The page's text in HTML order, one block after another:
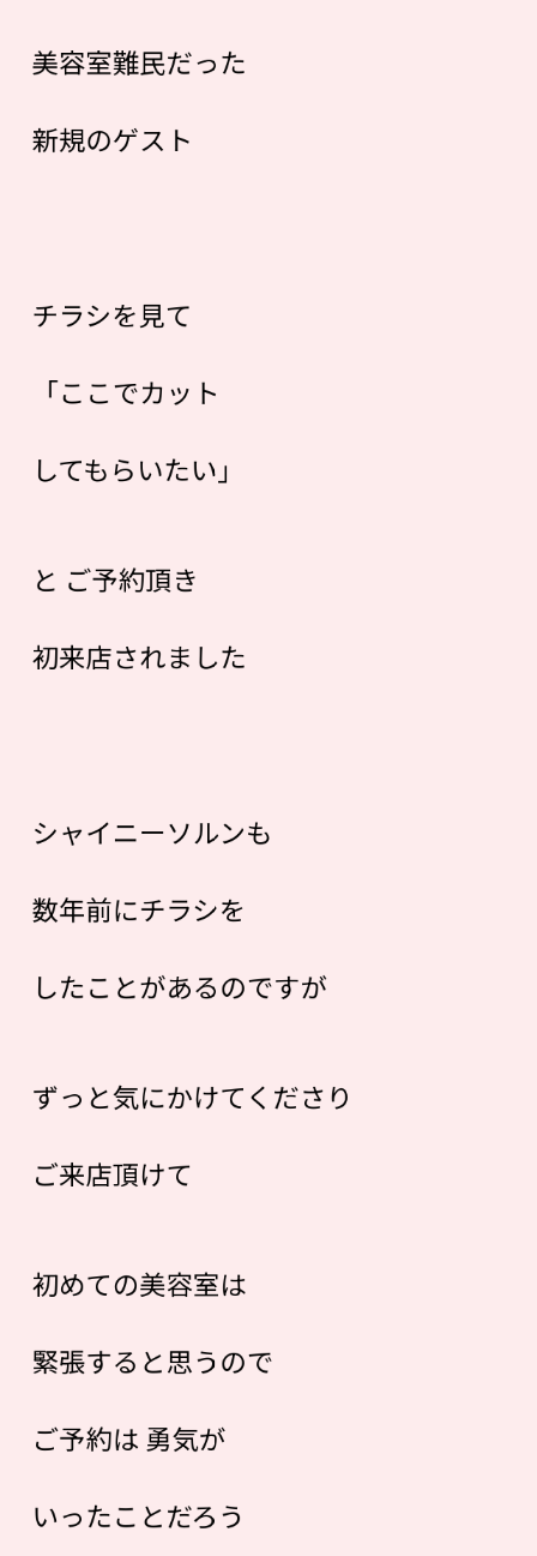
美容室難民だった
新規のゲスト
チラシを見て
「ここでカット
してもらいたい」
と ご予約頂き
初来店されました
シャイニーソルンも
数年前にチラシを
したことがあるのですが
ずっと気にかけてくださり
ご来店頂けて
初めての美容室は
緊張すると思うので
ご予約は 勇気が
いったことだろう